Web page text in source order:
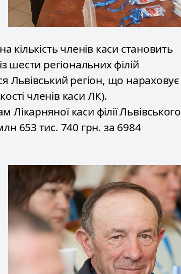
кількість членів каси становить
шести регіональних філій
Львівський регіон, що нараховує
членів каси ЛК).
каси філії Львівського
653 тис. 740 грн. за 6984